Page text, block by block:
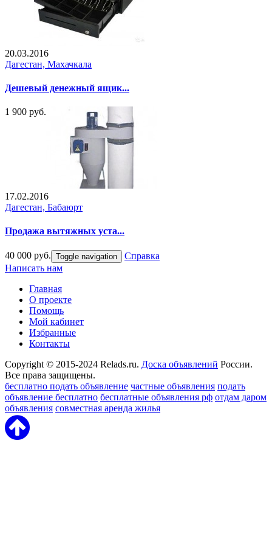
20.03.2016
Дагестан, Махачкала
Дешевый денежный ящик...
1 900 руб.
17.02.2016
Дагестан, Бабаюрт
Продажа вытяжных уста...
40 000 руб. Toggle navigation
Справка
Написать нам
Главная
О проекте
Помощь
Мой кабинет
Избранные
Контакты
Copyright © 2015-2024 Relads.ru. Доска объявлений России.
Все права защищены.
бесплатно подать объявление частные объявления подать
объявление бесплатно бесплатные объявления рф отдам даром
объявления совместная аренда жилья